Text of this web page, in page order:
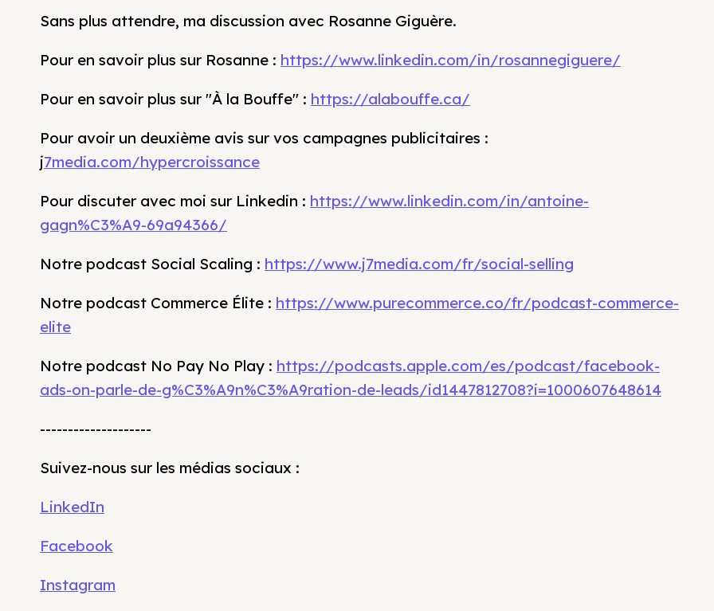
Sans plus attendre, ma discussion avec Rosanne Giguère.
Pour en savoir plus sur Rosanne : https://www.linkedin.com/in/rosannegiguere/
Pour en savoir plus sur "À la Bouffe" : https://alabouffe.ca/
Pour avoir un deuxième avis sur vos campagnes publicitaires :
j7media.com/hypercroissance
Pour discuter avec moi sur Linkedin : https://www.linkedin.com/in/antoine-
gagn%C3%A9-69a94366/
Notre podcast Social Scaling : https://www.j7media.com/fr/social-selling
Notre podcast Commerce Élite : https://www.purecommerce.co/fr/podcast-commerce-
elite
Notre podcast No Pay No Play : https://podcasts.apple.com/es/podcast/facebook-
ads-on-parle-de-g%C3%A9n%C3%A9ration-de-leads/id1447812708?i=1000607648614
--------------------
Suivez-nous sur les médias sociaux :
LinkedIn
Facebook
Instagram